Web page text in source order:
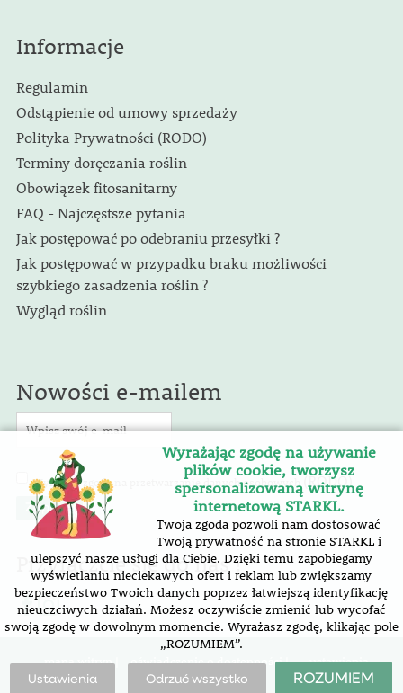
Informacje
Regulamin
Odstąpienie od umowy sprzedaży
Polityka Prywatności (RODO)
Terminy doręczania roślin
Obowiązek fitosanitarny
FAQ - Najczęstsze pytania
Jak postępować po odebraniu przesyłki ?
Jak postępować w przypadku braku możliwości
szybkiego zasadzenia roślin ?
Wygląd roślin
Nowości e-mailem
Wyrażam zgodę na przetwarzanie danych osobowych (RODO)
Przyłączcie się do nas !
mapa witryn | oświadczenie o dostępności|
ustawienia
plików cookie
Wyrażając zgodę na używanie
plików cookie, tworzysz
spersonalizowaną witrynę
internetową STARKL.
Twoja zgoda pozwoli nam dostosować
Twoją prywatność na stronie STARKL i
ulepszyć nasze usługi dla Ciebie. Dzięki temu zapobiegamy
wyświetlaniu nieciekawych ofert i reklam lub zwiększamy
bezpieczeństwo Twoich danych poprzez łatwiejszą identyfikację
nieuczciwych działań. Możesz oczywiście zmienić lub wycofać
swoją zgodę w dowolnym momencie. Wyrażasz zgodę, klikając pole
„ROZUMIEM”.
Ustawienia Odrzuć wszystko ROZUMIEM